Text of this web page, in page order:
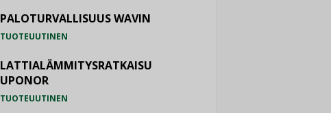
PALOTURVALLISUUS WAVIN
TUOTEUUTINEN
LATTIALÄMMITYSRATKAISU
UPONOR
TUOTEUUTINEN